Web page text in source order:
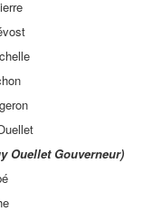
Ouellet Gouverneur)